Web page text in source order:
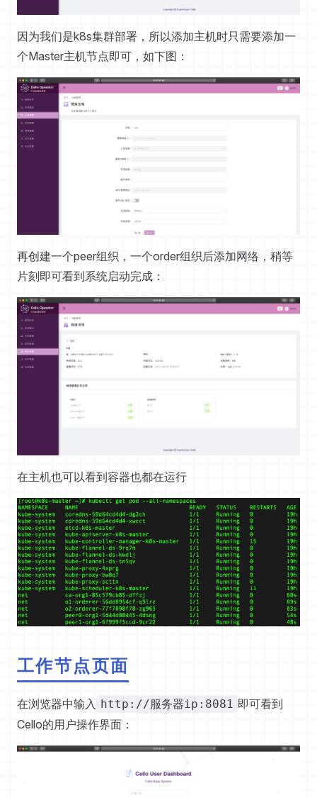
因为我们是k8s集群部署，所以添加主机时只需要添加一
个Master主机节点即可，如下图：
再创建一个peer组织，一个order组织后添加网络，稍等
片刻即可看到系统启动完成：
在主机也可以看到容器也都在运行
工作节点页面
在浏览器中输入 http://服务器ip:8081 即可看到
Cello的用户操作界面：